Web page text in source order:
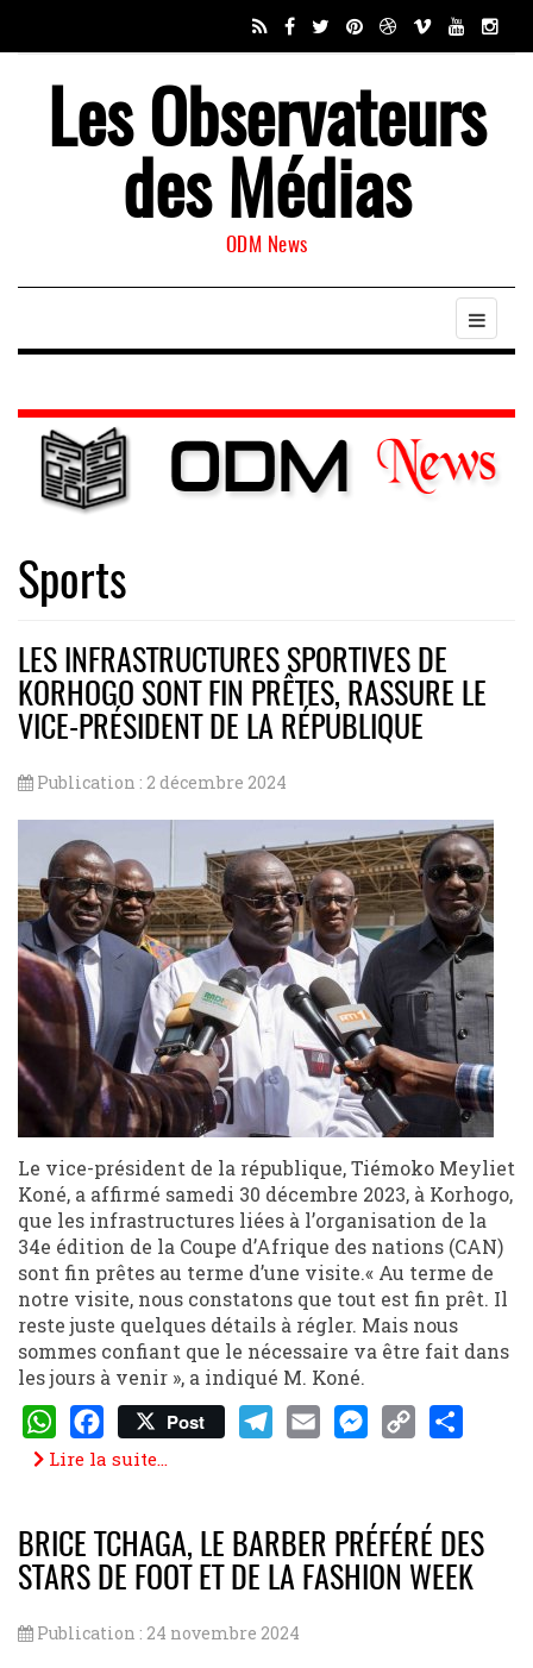
Les Observateurs
des Médias
ODM News
Sports
LES INFRASTRUCTURES SPORTIVES DE
KORHOGO SONT FIN PRÊTES, RASSURE LE
VICE-PRÉSIDENT DE LA RÉPUBLIQUE
Publication : 2 décembre 2024
Le vice-président de la république, Tiémoko Meyliet
Koné, a affirmé samedi 30 décembre 2023, à Korhogo,
que les infrastructures liées à l’organisation de la
34e édition de la Coupe d’Afrique des nations (CAN)
sont fin prêtes au terme d’une visite.« Au terme de
notre visite, nous constatons que tout est fin prêt. Il
reste juste quelques détails à régler. Mais nous
sommes confiant que le nécessaire va être fait dans
les jours à venir », a indiqué M. Koné.
WhatsApp
Facebook
Post
Lire la suite...
BRICE TCHAGA, LE BARBER PRÉFÉRÉ DES
STARS DE FOOT ET DE LA FASHION WEEK
Publication : 24 novembre 2024